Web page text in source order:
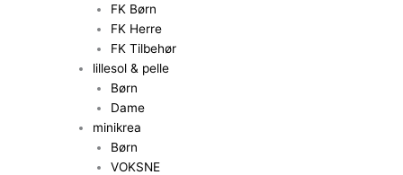
FK Børn
FK Herre
FK Tilbehør
lillesol & pelle
Børn
Dame
minikrea
Børn
VOKSNE